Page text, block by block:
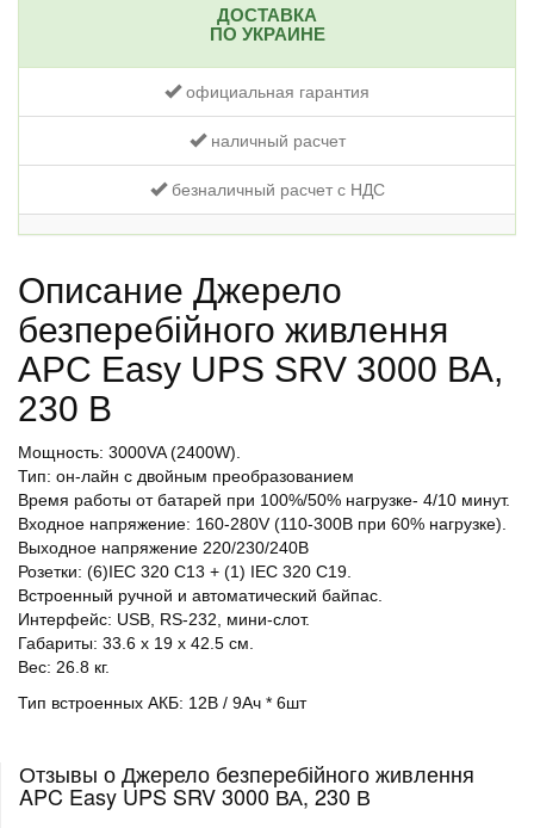
ДОСТАВКА
ПО УКРАИНЕ
официальная гарантия
наличный расчет
безналичный расчет с НДС
Описание Джерело
безперебійного живлення
APC Easy UPS SRV 3000 ВА,
230 В
Мощность: 3000VA (2400W).
Тип: он-лайн c двойным преобразованием
Время работы от батарей при 100%/50% нагрузке- 4/10 минут.
Входное напряжение: 160-280V (110-300В при 60% нагрузке).
Выходное напряжение 220/230/240В
Розетки: (6)IEC 320 C13 + (1) IEC 320 C19.
Встроенный ручной и автоматический байпас.
Интерфейс: USB, RS-232, мини-слот.
Габариты: 33.6 х 19 х 42.5 см.
Вес: 26.8 кг.
Тип встроенных АКБ: 12В / 9Ач * 6шт
Отзывы о Джерело безперебійного живлення
APC Easy UPS SRV 3000 ВА, 230 В